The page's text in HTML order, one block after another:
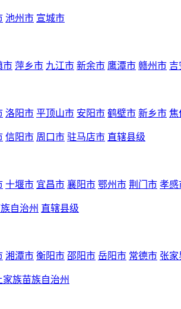
池州市 宣城市
市 萍乡市 九江市 新余市 鹰潭市 赣州市 吉
洛阳市 平顶山市 安阳市 鹤壁市 新乡市 焦
信阳市 周口市 驻马店市 直辖县级
十堰市 宜昌市 襄阳市 鄂州市 荆门市 孝感
自治州 直辖县级
湘潭市 衡阳市 邵阳市 岳阳市 常德市 张家
家族苗族自治州